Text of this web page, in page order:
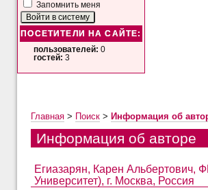
Запомнить меня
ПОСЕТИТЕЛИ НА САЙТЕ:
пользователей: 0
гостей: 3
Главная> Поиск> Информация об
Информация об авторе
Егиазарян, Карен
Университет), г. Москва, Россия